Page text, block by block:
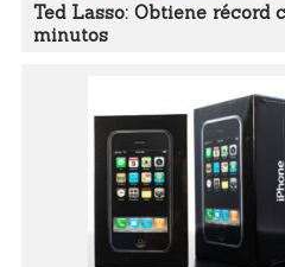
Ted Lasso: Obtiene récord
minutos